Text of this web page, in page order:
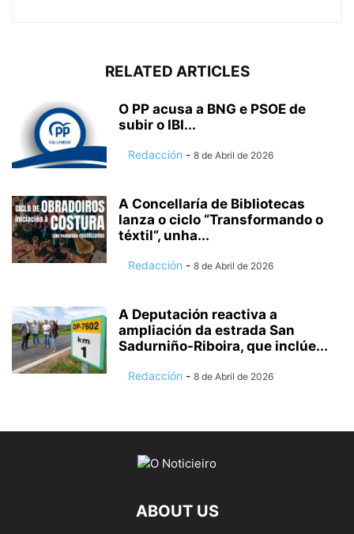
RELATED ARTICLES
O PP acusa a BNG e PSOE de
subir o IBI...
Redacción - 8 de Abril de 2026
A Concellaría de Bibliotecas
lanza o ciclo “Transformando o
téxtil”, unha...
Redacción - 8 de Abril de 2026
A Deputación reactiva a
ampliación da estrada San
Sadurniño-Riboira, que inclúe...
Redacción - 8 de Abril de 2026
ABOUT US